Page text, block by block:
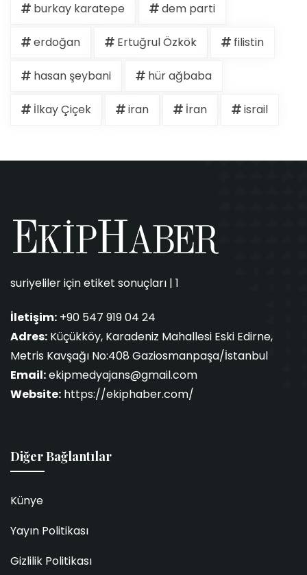
burkay karatepe dem parti
erdoğan Ertuğrul Özkök filistin
hasan şeybani hür ağbaba
İlkay Çiçek iran İran israil
suriyeliler için etiket sonuçları | 1
İletişim: +90 547 919 04 24
Adres: Küçükköy, Karadeniz Mahallesi Eski Edirne,
Metris Kavşağı No:408 Gaziosmanpaşa/İstanbul
Email:ekipmedyajans@gmail.com
Website: https://ekiphaber.com/
Diğer Bağlantılar
Künye
Yayın Politikası
Gizlilik Politikası